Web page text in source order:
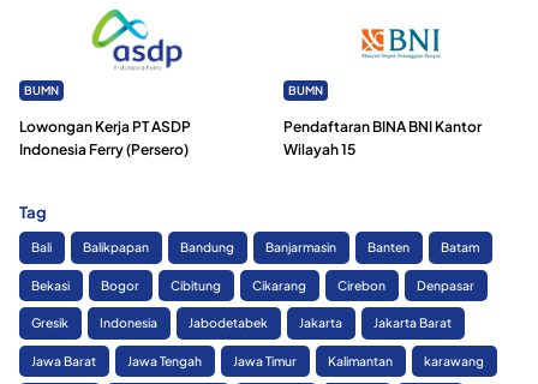
BUMN
Lowongan Kerja PT ASDP
Indonesia Ferry (Persero)
BUMN
Pendaftaran BINA BNI Kantor
Wilayah 15
Tag
Bali Balikpapan Bandung Banjarmasin Banten Batam
Bekasi Bogor Cibitung Cikarang Cirebon Denpasar
Gresik Indonesia Jabodetabek Jakarta Jakarta Barat
Jawa Barat Jawa Tengah Jawa Timur Kalimantan karawang